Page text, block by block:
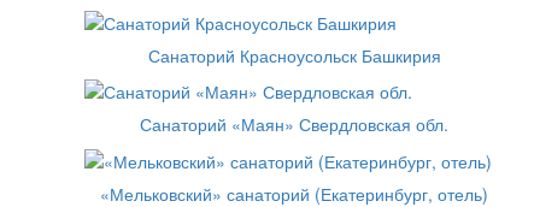
Санаторий Красноусольск Башкирия
Санаторий «Маян» Свердловская обл.
«Мельковский» санаторий (Екатеринбург, отель)